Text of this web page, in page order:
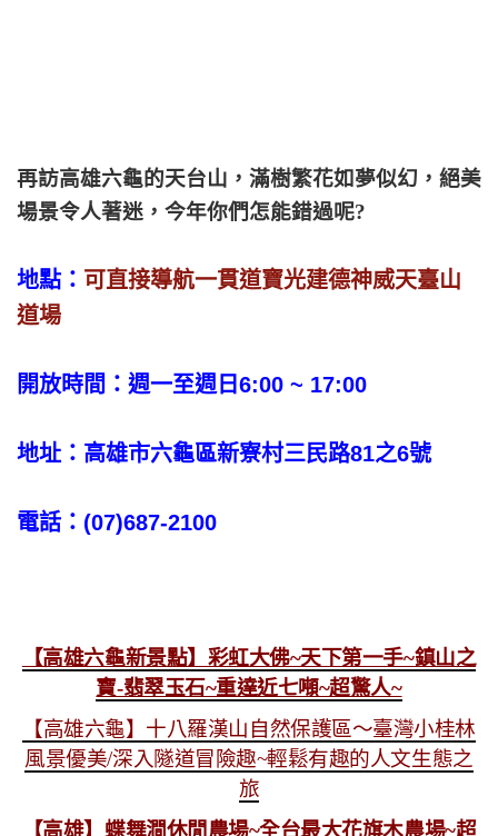
再訪高雄六龜的天台山，滿樹繁花如夢似幻，絕美
場景令人著迷，今年你們怎能錯過呢?
地點： 可直接導航一貫道寶光建德神威天臺山
道場
開放時間：週一至週日6:00 ~ 17:00
地址：高雄市六龜區新寮村三民路81之6號
電話：(07)687-2100
【高雄六龜新景點】彩虹大佛~天下第一手~鎮山之
寶-翡翠玉石~重達近七噸~超驚人~
【高雄六龜】十八羅漢山自然保護區～臺灣小桂林
風景優美/深入隧道冒險趣~輕鬆有趣的人文生態之
旅
【高雄】 蝶舞澗休閒農場~全台最大花旗木農場~超